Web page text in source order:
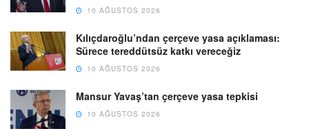
10 AĞUSTOS 2026
Kılıçdaroğlu’ndan çerçeve yasa açıklaması:
Sürece tereddütsüz katkı vereceğiz
10 AĞUSTOS 2026
Mansur Yavaş’tan çerçeve yasa tepkisi
10 AĞUSTOS 2026